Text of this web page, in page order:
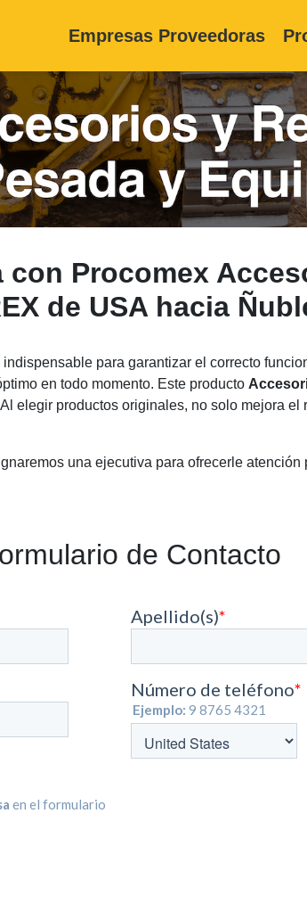
Empresas Proveedoras
Procomex
de USA hacia
para garantizar el correcto
en todo momento. Este producto
elegir productos originales, no solo mejora
una ejecutiva para ofrecerle
de Contacto